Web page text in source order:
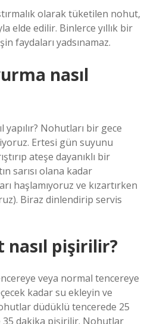
olarak tüketilen nohut,
elde edilir. Binlerce yıllık bir
faydaları yadsınamaz.
nasıl
yapılır? Nohutları bir gece
Ertesi gün suyunu
ateşe dayanıklı bir
sarısı olana kadar
haşlamıyoruz ve kızartırken
Biraz dinlendirip servis
nasıl pişirilir?
veya normal tencereye
kadar su ekleyin ve
düdüklü tencerede 25
35 dakika pişirilir. Nohutlar